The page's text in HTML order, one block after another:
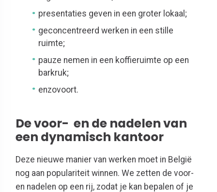
presentaties geven in een groter lokaal;
geconcentreerd werken in een stille
ruimte;
pauze nemen in een koffieruimte op een
barkruk;
enzovoort.
De voor- en de nadelen van
een dynamisch kantoor
Deze nieuwe manier van werken moet in België
nog aan populariteit winnen. We zetten de voor-
en nadelen op een rij, zodat je kan bepalen of je